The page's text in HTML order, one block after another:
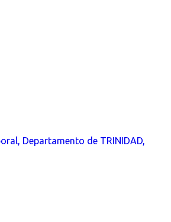
Departamento de TRINIDAD,